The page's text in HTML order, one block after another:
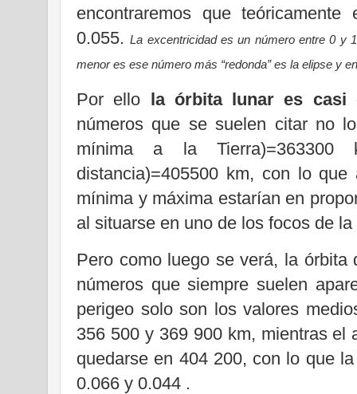
encontraremos que
0.055.La excentricidad es un número entre 0 y
menor es ese número más “redonda” es la elipse y
Por ello la órbita lunar es casi
números que se suelen citar no
mínima a la
distancia)=405500 km, con lo que
mínima y máxima estarían en
al situarse en uno de los focos de
Pero como luego se verá, la
números que siempre suelen
perigeo solo son los valores
356 500 y 369 900 km, mientras el
quedarse en 404 200, con lo que
0.066 y 0.044 .